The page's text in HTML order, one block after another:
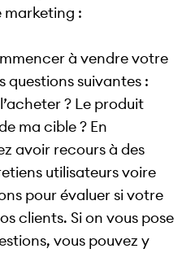
marketing :
à vendre votre
questions suivantes :
? Le produit
ma cible ? En
avoir recours à des
utilisateurs voire
pour évaluer si votre
clients. Si on vous pose
vous pouvez y